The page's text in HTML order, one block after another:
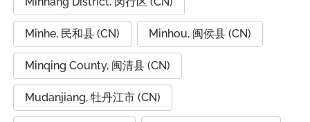
Minhe, 民和县 (CN) Minhou, 闽侯县 (CN)
Minqing County, 闽清县 (CN)
Mudanjiang, 牡丹江市 (CN)